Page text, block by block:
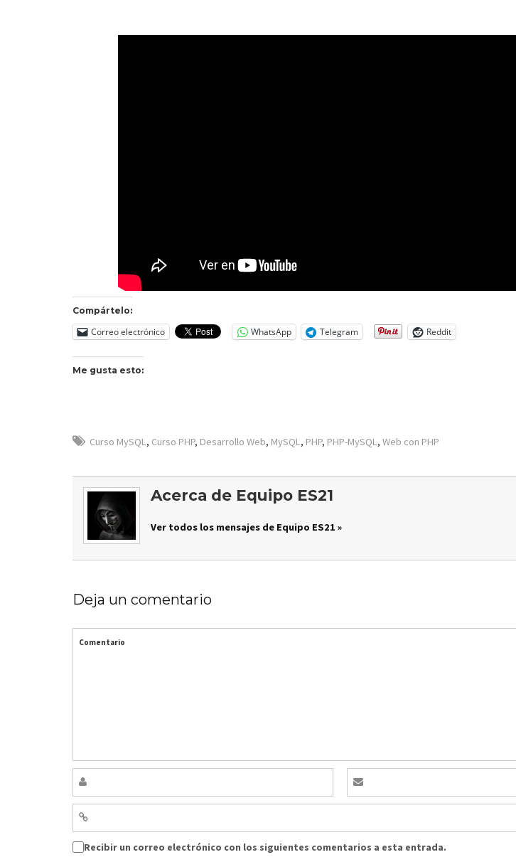
Compártelo:
Correo electrónico WhatsApp Telegram Reddit
Me gusta esto:
Curso MySQL, Curso PHP, Desarrollo Web, MySQL, PHP, PHP-MySQL, Web con PHP
Acerca de Equipo ES21
Ver todos los mensajes de Equipo ES21 »
Deja un comentario
Comentario
Recibir un correo electrónico con los siguientes comentarios a esta entrada.